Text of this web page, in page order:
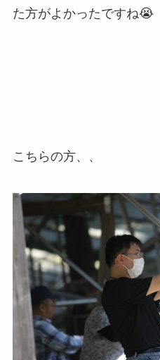
た方がよかったですね😭
こちらの方、、